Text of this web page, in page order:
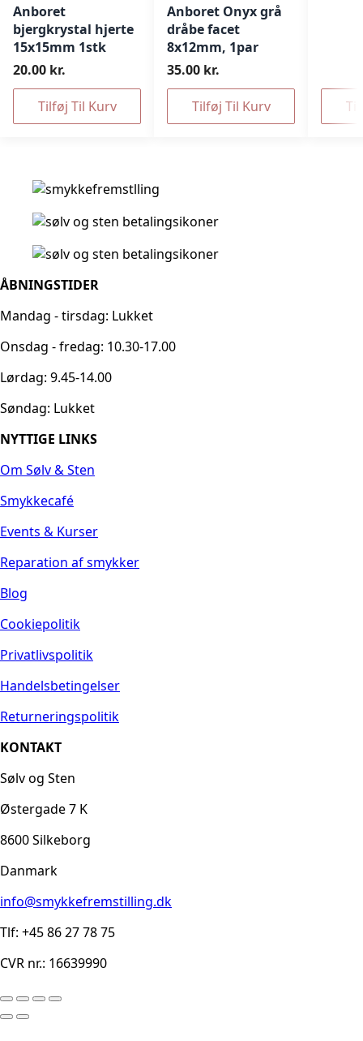
Anboret
bjergkrystal hjerte
15x15mm 1stk
20.00 kr.
Tilføj Til Kurv
Anboret Onyx grå
dråbe facet
8x12mm, 1par
35.00 kr.
Tilføj Til Kurv
ÅBNINGSTIDER
Mandag - tirsdag: Lukket
Onsdag - fredag: 10.30-17.00
Lørdag: 9.45-14.00
Søndag: Lukket
NYTTIGE LINKS
Om Sølv & Sten
Smykkecafé
Events & Kurser
Reparation af smykker
Blog
Cookiepolitik
Privatlivspolitik
Handelsbetingelser
Returneringspolitik
KONTAKT
Sølv og Sten
Østergade 7 K
8600 Silkeborg
Danmark
info@smykkefremstilling.dk
Tlf: +45 86 27 78 75
CVR nr.: 16639990